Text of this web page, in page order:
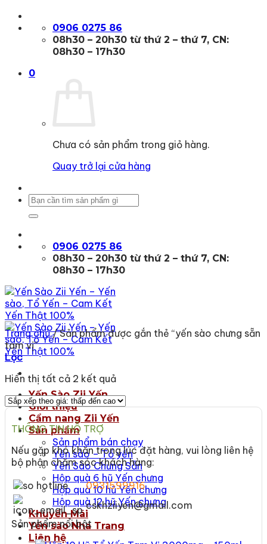
qua
0906 0275 86
08h30 – 20h30 từ thứ 2 – thứ 7, CN:
08h30 – 17h30
0
Chưa có sản phẩm trong giỏ hàng.
Quay trở lại cửa hàng
Tìm
0906 0275 86
08h30 – 20h30 từ thứ 2 – thứ 7, CN:
08h30 – 17h30
Yến Sào Zii Yến
Giới thiệu
Cẩm nang Zii Yến
Sản phẩm
Sản phẩm bán chạy
Yến sào – Tổ yến
Yến Sào Chưng Sẵn
Hộp quà 6 hũ Yến chưng
Hộp quà 10 hũ Yến chưng
Hộp quà 12 hũ Yến chưng
Khuyến Mãi
Yến sào Nha Trang
Liên hệ
Trang chủ /Sản phẩm được gắn thẻ “yến sào chưng sẵn
tam vị”
Lọc
Hiển thị tất cả 2 kết quảĐã
xếp
theo
giá:
thấp
đến
cao
THÔNG TIN HỖ TRỢ
Nếu gặp khó khăn trong lúc đặt hàng, vui lòng liên hệ
bộ phận chăm sóc khách hàng:
0931599916
cskhziiyen@gmail.com
Sản phẩm nổi bật